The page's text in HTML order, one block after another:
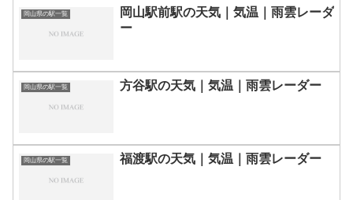
岡山県の駅一覧
岡山駅前駅の天気｜気温｜雨雲レーダ
ー
岡山県の駅一覧 方谷駅の天気｜気温｜雨雲レーダー
岡山県の駅一覧 福渡駅の天気｜気温｜雨雲レーダー